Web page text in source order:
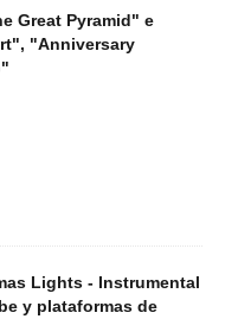
Great Pyramid" e
"Anniversary
Lights - Instrumental
y plataformas de